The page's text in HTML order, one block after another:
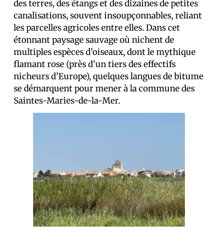
des terres, des étangs et des dizaines de petites
canalisations, souvent insoupçonnables, reliant
les parcelles agricoles entre elles. Dans cet
étonnant paysage sauvage où nichent de
multiples espèces d’oiseaux, dont le mythique
flamant rose (près d’un tiers des effectifs
nicheurs d’Europe), quelques langues de bitume
se démarquent pour mener à la commune des
Saintes-Maries-de-la-Mer.